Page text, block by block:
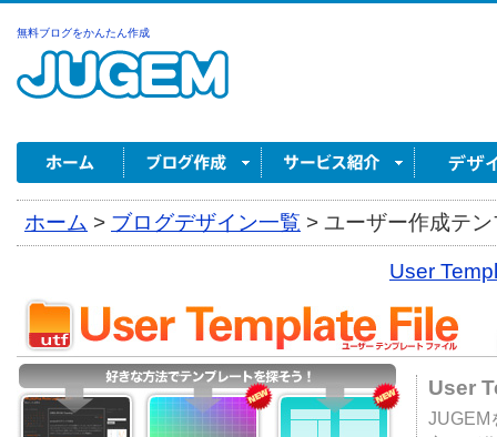
無料ブログをかんたん作成
ホーム > ブログデザイン一覧 > ユーザー作成テ
User
User
JUGEM